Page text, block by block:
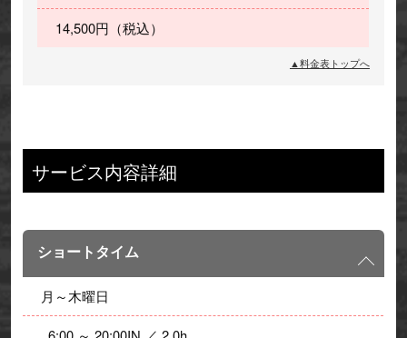
14,500円（税込）
▲料金表トップへ
サービス内容詳細
ショートタイム
月～木曜日